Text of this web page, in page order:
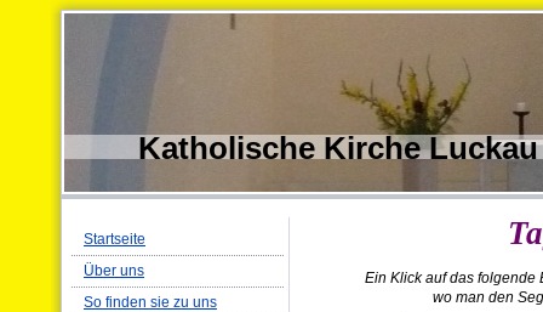
Katholische Kirche Luckau
Startseite
Über uns
So finden sie zu uns
Ein Klick auf das folgende
wo man den